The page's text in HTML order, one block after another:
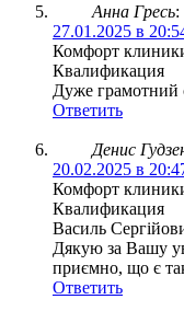
Анна Гресь:
27.01.2025 в
Комфорт
Квалификация
Дуже грамотний
Ответить
Денис
20.02.2025 в
Комфорт
Квалификация
Василь
Дякую за Вашу
приємно, що є
Ответить